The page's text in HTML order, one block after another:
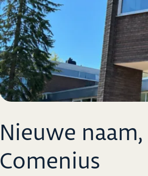
Nieuwe
Comenius